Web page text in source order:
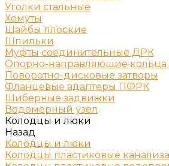
Уголки стальные
Хомуты
Шайбы плоские
Шпильки
Муфты соединительные ДРК
Опорно-направляющие
Поворотно-дисковые затворы
Фланцевые адаптеры ПФРК
Шиберные задвижки
Водомерный узел
Колодцы и люки
Назад
Колодцы и люки
Колодцы пластиковые